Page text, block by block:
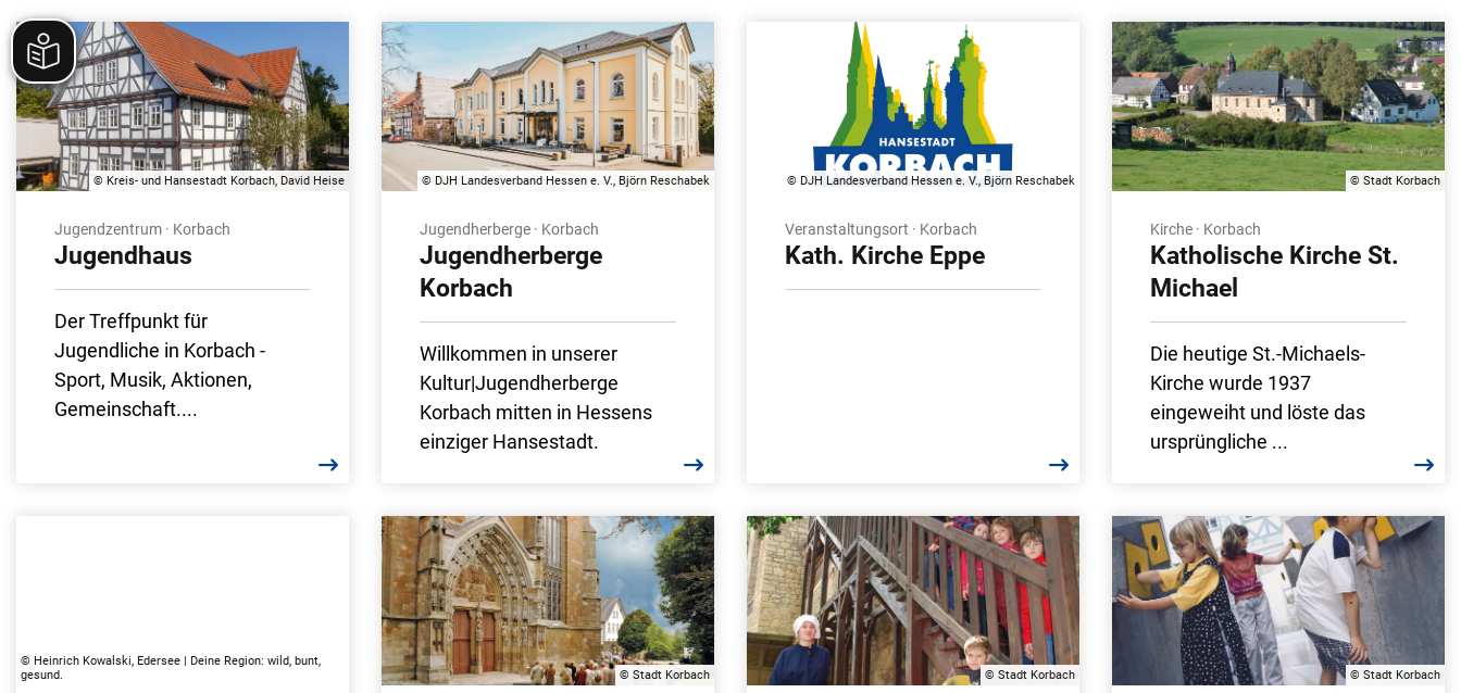
© Kreis- und Hansestadt Korbach, David Heise
Jugendzentrum · Korbach
Jugendhaus
Der Treffpunkt für
Jugendliche in Korbach -
Sport, Musik, Aktionen,
Gemeinschaft....
© DJH Landesverband Hessen e. V., Björn Reschabek
Jugendherberge · Korbach
Jugendherberge
Korbach
Willkommen in unserer
Kultur|Jugendherberge
Korbach mitten in Hessens
einziger Hansestadt.
© DJH Landesverband Hessen e. V., Björn Reschabek
Veranstaltungsort · Korbach
Kath. Kirche Eppe
© Stadt Korbach
Kirche · Korbach
Katholische Kirche St.
Michael
Die heutige St.-Michaels-
Kirche wurde 1937
eingeweiht und löste das
ursprüngliche ...
© Heinrich Kowalski, Edersee | Deine Region: wild, bunt,
gesund.
© Stadt Korbach © Stadt Korbach © Stadt Korbach